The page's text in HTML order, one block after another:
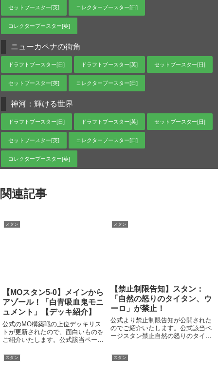
セットブースター[英] コレクターブースター[日]
コレクターブースター[英]
ニューカペナの街角
ドラフトブースター[日] ドラフトブースター[英] セットブースター[日]
セットブースター[英] コレクターブースター[日]
神河：輝ける世界
ドラフトブースター[日] ドラフトブースター[英] セットブースター[日]
セットブースター[英] コレクターブースター[日]
コレクターブースター[英]
関連記事
スタン
【MOスタン5-0】メインから
アゾール！「白青吸血鬼モニ
ュメント」【デッキ紹介】
公式のMO構築戦の上位デッキリス
トが更新されたので、面白いものを
ご紹介いたします。公式該当ページ
(英語)デッキリストはコチラ。クリ
ーチャー：244 《アダントの先兵》
2 《法をもたらす者、アゾール》3
スタン
【禁止制限告知】スタン：
「自然の怒りのタイタン、ウ
ーロ」が禁止！
公式より禁止制限告知が公開された
のでご紹介いたします。公式該当ペ
ージスタン禁止自然の怒りのタイタ
タの4色オムナスにタイタンが入
り、それに対抗するデッキにもタイ
スタン スタン